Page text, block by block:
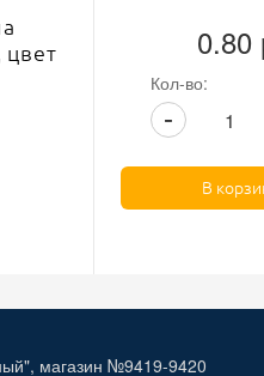
цвет
0.80
Кол-во:
-
В
магазин №9419-9420